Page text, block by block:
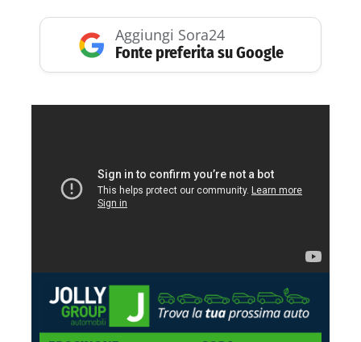
Aggiungi Sora24
Fonte preferita su Google